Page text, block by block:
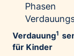
Verdauung1
für Kinder